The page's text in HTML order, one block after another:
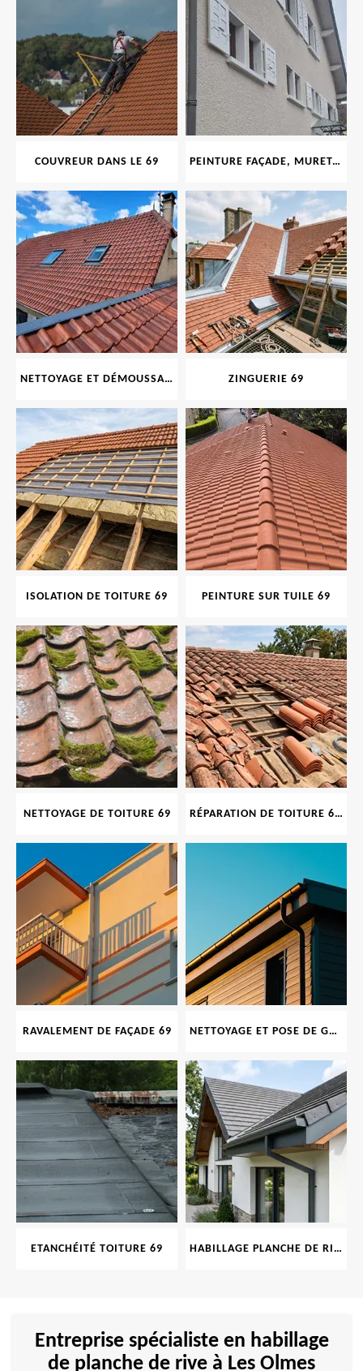
COUVREUR DANS LE 69 PEINTURE FAÇADE, MURET, TOITURE, BOISERIE, FERRONERIE, GOUTTIÈRE 69
NETTOYAGE ET DÉMOUSSAGE DE TOITURE ET FAÇADE 69 ZINGUERIE 69
ISOLATION DE TOITURE 69 PEINTURE SUR TUILE 69
NETTOYAGE DE TOITURE 69 RÉPARATION DE TOITURE 69 RHONE, TUILES CASSÉES OU ABIMÉES
RAVALEMENT DE FAÇADE 69 NETTOYAGE ET POSE DE GOUTTIÈRE 69
ETANCHÉITÉ TOITURE 69 HABILLAGE PLANCHE DE RIVE 69
Entreprise spécialiste en habillage
de planche de rive à Les Olmes